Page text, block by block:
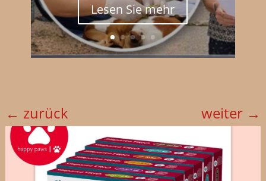
Lesen Sie mehr
← zurück weiter →